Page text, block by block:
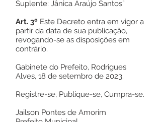
Suplente: Jânica Araújo Santos”
Art. 3º Este Decreto entra em vigor a
partir da data de sua publicação,
revogando-se as disposições em
contrário.
Gabinete do Prefeito, Rodrigues
Alves, 18 de setembro de 2023.
Registre-se, Publique-se, Cumpra-se.
Jailson Pontes de Amorim